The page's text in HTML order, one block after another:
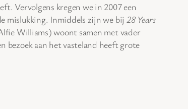
Vervolgens kregen we in 2007 een
mislukking. Inmiddels zijn we bij 28 Years
Williams) woont samen met vader
bezoek aan het vasteland heeft grote